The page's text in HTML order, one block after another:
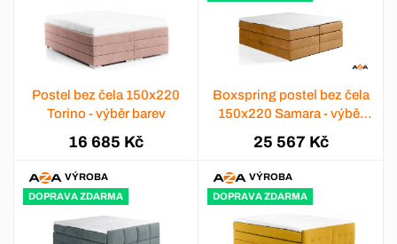
Postel bez čela 150x220
Torino - výběr barev
16 685 Kč
Boxspring postel bez čela
150x220 Samara - výběr
25 567 Kč
VÝROBA
DOPRAVA ZDARMA
VÝROBA
DOPRAVA ZDARMA